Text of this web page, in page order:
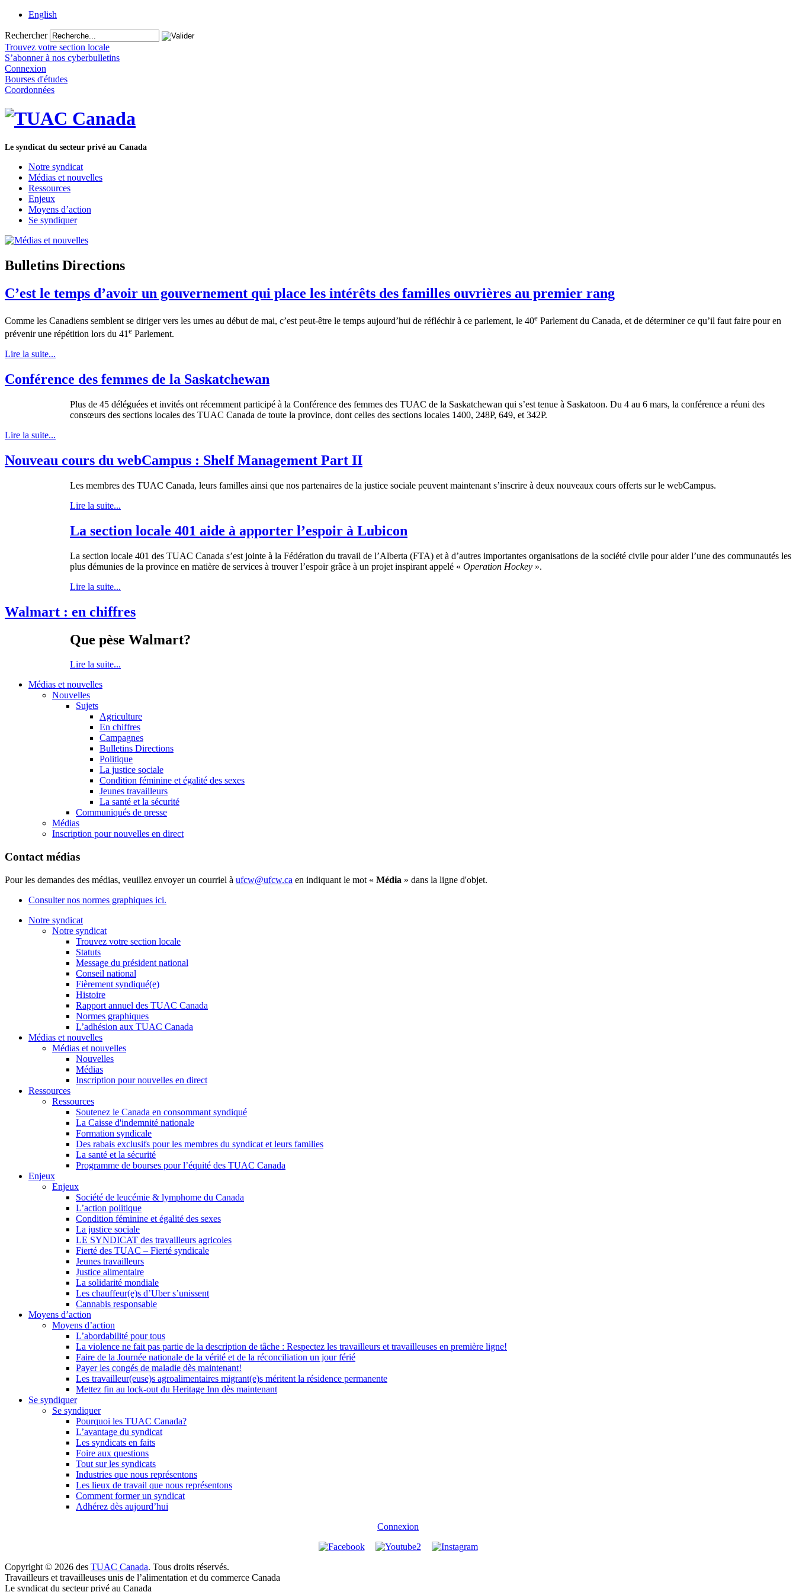
English
Rechercher
Trouvez votre section locale
S’abonner à nos cyberbulletins
Connexion
Bourses d'études
Coordonnées
Le syndicat du secteur privé au Canada
Notre syndicat
Médias et nouvelles
Ressources
Enjeux
Moyens d’action
Se syndiquer
Bulletins Directions
C’est le temps d’avoir un gouvernement qui place les intérêts des familles ouvrières au premier rang
Comme les Canadiens semblent se diriger vers les urnes au début de mai, c’est peut-être le temps aujourd’hui de réfléchir à ce parlement, le 40e Parlement du Canada, et de déterminer ce qu’il faut faire pour en
prévenir une répétition lors du 41 e Parlement.
Lire la suite...
Conférence des femmes de la Saskatchewan
Plus de 45 déléguées et invités ont récemment participé à la Conférence des femmes des TUAC de la Saskatchewan qui s’est tenue à Saskatoon. Du 4 au 6 mars, la conférence a réuni des
consœurs des sections locales des TUAC Canada de toute la province, dont celles des sections locales 1400, 248P, 649, et 342P.
Lire la suite...
Nouveau cours du webCampus : Shelf Management Part II
Les membres des TUAC Canada, leurs familles ainsi que nos partenaires de la justice sociale peuvent maintenant s’inscrire à deux nouveaux cours offerts sur le webCampus.
Lire la suite...
La section locale 401 aide à apporter l’espoir à Lubicon
La section locale 401 des TUAC Canada s’est jointe à la Fédération du travail de l’Alberta (FTA) et à d’autres importantes organisations de la société civile pour aider l’une des communautés les
plus démunies de la province en matière de services à trouver l’espoir grâce à un projet inspirant appelé « Operation Hockey ».
Lire la suite...
Walmart : en chiffres
Que pèse Walmart?
Lire la suite...
Médias et nouvelles
Nouvelles
Sujets
Agriculture
En chiffres
Campagnes
Bulletins Directions
Politique
La justice sociale
Condition féminine et égalité des sexes
Jeunes travailleurs
La santé et la sécurité
Communiqués de presse
Médias
Inscription pour nouvelles en direct
Contact médias
Pour les demandes des médias, veuillez envoyer un courriel à ufcw@ufcw.ca en indiquant le mot « Média » dans la ligne d'objet.
Consulter nos normes graphiques ici.
Notre syndicat
Notre syndicat
Trouvez votre section locale
Statuts
Message du président national
Conseil national
Fièrement syndiqué(e)
Histoire
Rapport annuel des TUAC Canada
Normes graphiques
L’adhésion aux TUAC Canada
Médias et nouvelles
Médias et nouvelles
Nouvelles
Médias
Inscription pour nouvelles en direct
Ressources
Ressources
Soutenez le Canada en consommant syndiqué
La Caisse d'indemnité nationale
Formation syndicale
Des rabais exclusifs pour les membres du syndicat et leurs families
La santé et la sécurité
Programme de bourses pour l’équité des TUAC Canada
Enjeux
Enjeux
Société de leucémie & lymphome du Canada
L’action politique
Condition féminine et égalité des sexes
La justice sociale
LE SYNDICAT des travailleurs agricoles
Fierté des TUAC – Fierté syndicale
Jeunes travailleurs
Justice alimentaire
La solidarité mondiale
Les chauffeur(e)s d’Uber s’unissent
Cannabis responsable
Moyens d’action
Moyens d’action
L’abordabilité pour tous
La violence ne fait pas partie de la description de tâche : Respectez les travailleurs et travailleuses en première ligne!
Faire de la Journée nationale de la vérité et de la réconciliation un jour férié
Payer les congés de maladie dès maintenant!
Les travailleur(euse)s agroalimentaires migrant(e)s méritent la résidence permanente
Mettez fin au lock-out du Heritage Inn dès maintenant
Se syndiquer
Se syndiquer
Pourquoi les TUAC Canada?
L’avantage du syndicat
Les syndicats en faits
Foire aux questions
Tout sur les syndicats
Industries que nous représentons
Les lieux de travail que nous représentons
Comment former un syndicat
Adhérez dès aujourd’hui
Connexion
Copyright © 2026 des TUAC Canada. Tous droits réservés.
Travailleurs et travailleuses unis de l’alimentation et du commerce Canada
Le syndicat du secteur privé au Canada